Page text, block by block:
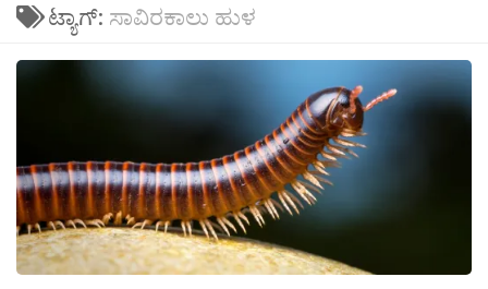
ಟ್ಯಾಗ್: ಸಾವಿರಕಾಲು ಹುಳ